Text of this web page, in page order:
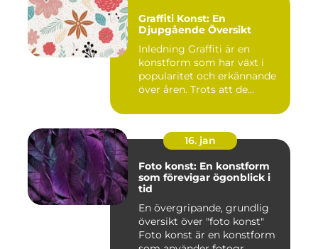
Graffiti Konst: En
Djupgående Översikt
Inledning Graffiti är en
konstform som har växt i
popularitet och erkännande
över åren. Trots att de...
16. jan
Foto konst: En konstform
som förevigar ögonblick i
tid
En övergripande, grundlig
översikt över "foto konst"
Foto konst är en konstform